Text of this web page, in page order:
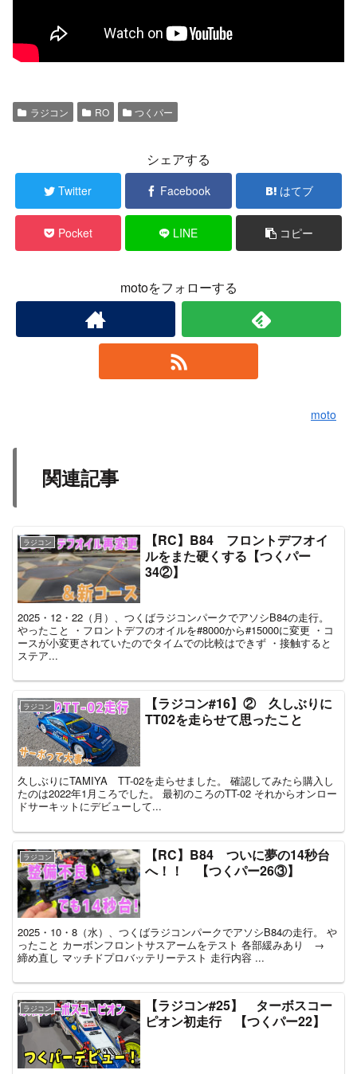
ラジコン RO つくパー
シェアする
Twitter Facebook はてブ
Pocket LINE コピー
motoをフォローする
moto
関連記事
ラジコン
【RC】B84 フロントデフオイ
ルをまた硬くする【つくパー
34②】
2025・12・22（月）、つくばラジコンパークでアソシB84の走行。
やったこと ・フロントデフのオイルを#8000から#15000に変更 ・コ
ースが小変更されていたのでタイムでの比較はできず ・接触すると
ステア...
ラジコン
【ラジコン#16】② 久しぶりに
TT02を走らせて思ったこと
久しぶりにTAMIYA TT-02を走らせました。 確認してみたら購入し
たのは2022年1月ころでした。 最初のころのTT-02 それからオンロー
ドサーキットにデビューして...
ラジコン
【RC】B84 ついに夢の14秒台
へ！！ 【つくパー26③】
2025・10・8（水）、つくばラジコンパークでアソシB84の走行。 や
ったこと カーボンフロントサスアームをテスト 各部緩みあり →
締め直し マッチドプロバッテリーテスト 走行内容 ...
ラジコン
【ラジコン#25】 ターボスコー
ピオン初走行 【つくパー22】